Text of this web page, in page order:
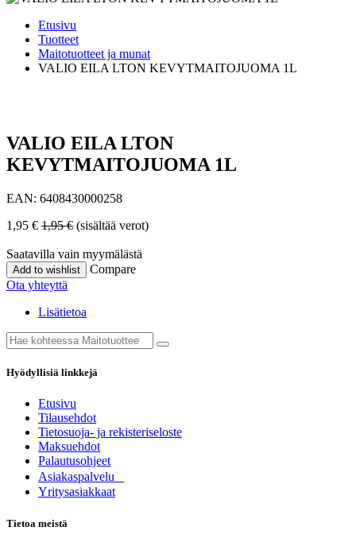
Etusivu
Tuotteet
Maitotuotteet ja munat
VALIO EILA LTON KEVYTMAITOJUOMA 1L
VALIO EILA LTON
KEVYTMAITOJUOMA 1L
EAN: 6408430000258
1,95 € 1,95€ (sisältää verot)
Saatavilla vain myymälästä
Add to wishlist
Compare
Ota yhteyttä
Lisätietoa
Hyödyllisiä linkkejä
Etusivu
Tilausehdot
Tietosuoja- ja rekisteriseloste
Maksuehdot
Palautusohjeet
Asia​k​aspalvelu
​Yritysasiakkaat
Tietoa meistä